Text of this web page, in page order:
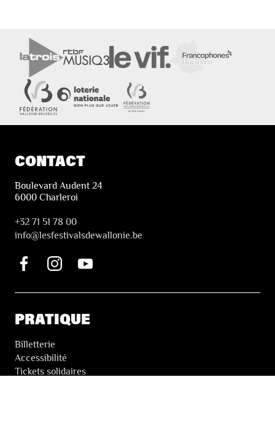
CONTACT
Boulevard Audent 24
6000 Charleroi
+32 71 51 78 00
info@lesfestivalsdewallonie.be
PRATIQUE
Billetterie
Accessibilité
Tickets solidaires